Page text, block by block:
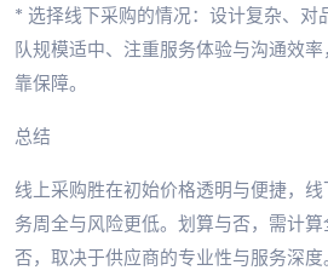
* 选择线下采购的情况：设计复杂、对
队规模适中、注重服务体验与沟通效
靠保障。
总结
线上采购胜在初始价格透明与便捷，
务周全与风险更低。划算与否，需计
否，取决于供应商的专业性与服务深